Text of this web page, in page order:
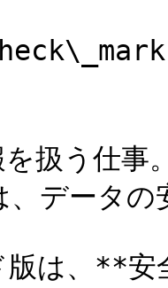
扱う仕事
、データの
版は、**安